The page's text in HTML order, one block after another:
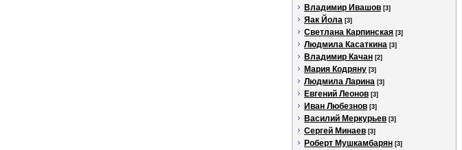
Владимир Ивашов [3]
Яак Йола [3]
Светлана Карпинская [3]
Людмила Касаткина [3]
Владимир Качан [2]
Мария Кодряну [3]
Людмила Ларина [3]
Евгений Леонов [3]
Иван Любезнов [3]
Василий Меркурьев [3]
Сергей Минаев [3]
Роберт Мушкамбарян [3]